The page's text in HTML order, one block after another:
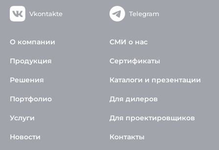
Vkontakte Telegram
О компании
Продукция
Решения
Портфолио
Услуги
Новости
СМИ о нас
Сертификаты
Каталоги и презентации
Для дилеров
Для проектировщиков
Контакты